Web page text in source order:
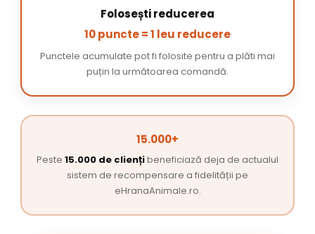
Folosești reducerea
10 puncte = 1 leu reducere
Punctele acumulate pot fi folosite pentru a plăti mai
puțin la următoarea comandă.
15.000+
Peste 15.000 de cliențibeneficiază deja de actualul
sistem de recompensare a fidelității pe
eHranaAnimale.ro.